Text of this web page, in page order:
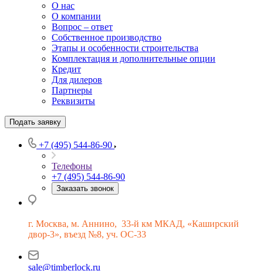
О нас
О компании
Вопрос – ответ
Собственное производство
Этапы и особенности строительства
Комплектация и дополнительные опции
Кредит
Для дилеров
Партнеры
Реквизиты
Подать заявку
+7 (495) 544-86-90
Телефоны
+7 (495) 544-86-90
Заказать звонок
г. Москва, м. Аннино, 33-й км МКАД, «Каширский
двор-3», въезд №8, уч. ОС-33
sale@timberlock.ru